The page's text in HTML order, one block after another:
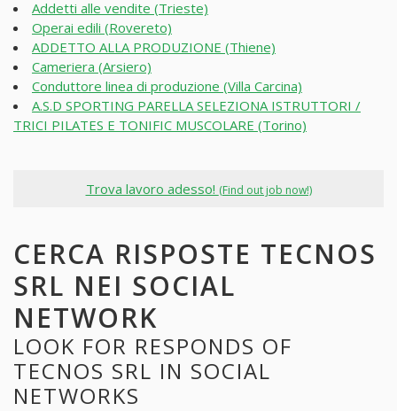
Addetti alle vendite (Trieste)
Operai edili (Rovereto)
ADDETTO ALLA PRODUZIONE (Thiene)
Cameriera (Arsiero)
Conduttore linea di produzione (Villa Carcina)
A.S.D SPORTING PARELLA SELEZIONA ISTRUTTORI /
TRICI PILATES E TONIFIC MUSCOLARE (Torino)
Trova lavoro adesso! (Find out job now!)
CERCA RISPOSTE TECNOS
SRL NEI SOCIAL
NETWORK
LOOK FOR RESPONDS OF
TECNOS SRL IN SOCIAL
NETWORKS